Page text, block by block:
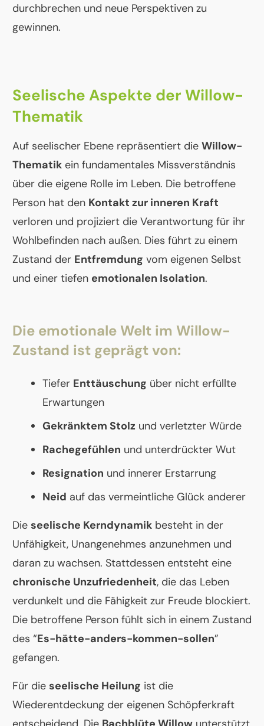
durchbrechen und neue Perspektiven zu
gewinnen.
Seelische Aspekte der Willow-
Thematik
Auf seelischer Ebene repräsentiert die Willow-
Thematik ein fundamentales Missverständnis
über die eigene Rolle im Leben. Die betroffene
Person hat den Kontakt zur inneren Kraft
verloren und projiziert die Verantwortung für ihr
Wohlbefinden nach außen. Dies führt zu einem
Zustand der Entfremdung vom eigenen Selbst
und einer tiefen emotionalen Isolation.
Die emotionale Welt im Willow-
Zustand ist geprägt von:
Tiefer Enttäuschung über nicht erfüllte
Erwartungen
Gekränktem Stolz und verletzter Würde
Rachegefühlen und unterdrückter Wut
Resignation und innerer Erstarrung
Neid auf das vermeintliche Glück anderer
Die seelische Kerndynamik besteht in der
Unfähigkeit, Unangenehmes anzunehmen und
daran zu wachsen. Stattdessen entsteht eine
chronische Unzufriedenheit, die das Leben
verdunkelt und die Fähigkeit zur Freude blockiert.
Die betroffene Person fühlt sich in einem Zustand
des “Es-hätte-anders-kommen-sollen”
gefangen.
Für die seelische Heilung ist die
Wiederentdeckung der eigenen Schöpferkraft